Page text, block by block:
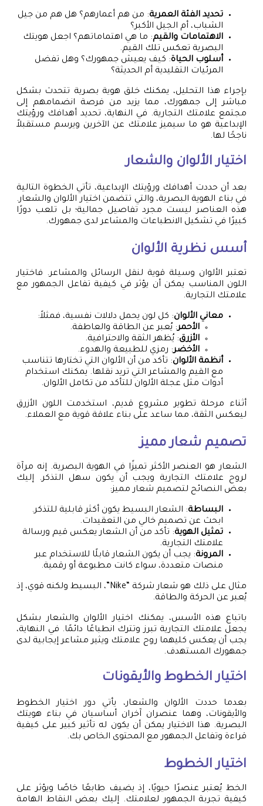
تحديد الفئة العمرية: من هم أعمارهم؟ هل هم من جيل
الشباب، أم الجيل الأكبر؟
الاهتمامات والقيم: ما هي اهتماماتهم؟ اجعل هويتك
البصرية تعكس تلك القيم.
أسلوب الحياة: كيف يعيش جمهورك؟ وهل تفضل
المرئيات التقليدية أم الحديثة؟
بإجراء هذا التحليل، يمكنك خلق هوية بصرية تتحدث بشكل
مباشر إلى جمهورك، مما يزيد من فرصة انضمامهم إلى
مجتمع علامتك التجارية. في النهاية، تحديد أهدافك ورؤيتك
الإبداعية هو ما سيميز علامتك عن الآخرين ويرسم مستقبلاً
ناجحًا لها.
اختيار الألوان والشعار
بعد أن حددت أهدافك ورؤيتك الإبداعية، تأتي الخطوة التالية
في بناء الهوية البصرية، والتي تتضمن اختيار الألوان والشعار.
هذه العناصر ليست مجرد تفاصيل جمالية؛ بل تلعب دورًا
كبيرًا في تشكيل الانطباعات والمشاعر لدى جمهورك.
أسس نظرية الألوان
تعتبر الألوان وسيلة قوية لنقل الرسائل والمشاعر. فاختيار
اللون المناسب يمكن أن يؤثر في كيفية تفاعل الجمهور مع
علامتك التجارية.
معاني الألوان: كل لون يحمل دلالات نفسية، فمثلاً:
الأحمر: يُعبر عن الطاقة والعاطفة.
الأزرق: يُظهر الثقة والاحترافية.
الأخضر: رمزي للطبيعة والهدوء.
أنظمة الألوان: تأكد من أن الألوان التي تختارها تتناسب
مع القيم والمشاعر التي تريد نقلها. يمكنك استخدام
أدوات مثل عجلة الألوان للتأكد من تكامل الألوان.
أثناء مرحلة تطوير مشروع قديم، استخدمت اللون الأزرق
ليعكس الثقة، مما ساعد على بناء علاقة قوية مع العملاء.
تصميم شعار مميز
الشعار هو العنصر الأكثر تميزًا في الهوية البصرية. إنه مرآة
لروح علامتك التجارية ويجب أن يكون سهل التذكر. إليك
بعض النصائح لتصميم شعار مميز:
البساطة: الشعار البسيط يكون أكثر قابلية للتذكر.
ابحث عن تصميم خالي من التعقيدات.
تمثيل الهوية: تأكد من أن الشعار يعكس قيم ورسالة
علامتك التجارية.
المرونة: يجب أن يكون الشعار قابلًا للاستخدام عبر
منصات متعددة، سواء كانت مطبوعة أو رقمية.
مثال على ذلك هو شعار شركة “Nike”، البسيط ولكنه قوي، إذ
يُعبر عن الحركة والطاقة.
باتباع هذه الأسس، يمكنك اختيار الألوان والشعار بشكل
يجعل علامتك التجارية تبرز وتترك انطباعًا دائمًا. في النهاية،
يجب أن يعكس كليهما روح علامتك ويثير مشاعر إيجابية لدى
جمهورك المستهدف.
اختيار الخطوط والأيقونات
بعدما حددت الألوان والشعار، يأتي دور اختيار الخطوط
والأيقونات، وهما عنصران آخران أساسيان في بناء هويتك
البصرية. هذا الاختيار يمكن أن يكون له تأثير كبير على كيفية
قراءة وتفاعل الجمهور مع المحتوى الخاص بك.
اختيار الخطوط
الخط يُعتبر عنصرًا حيويًا، إذ يضيف طابعًا خاصًا ويؤثر على
كيفية تجربة الجمهور لعلامتك. إليك بعض النقاط الهامة